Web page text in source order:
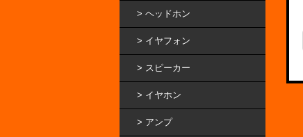
ヘッドホン
イヤフォン
スピーカー
イヤホン
アンプ